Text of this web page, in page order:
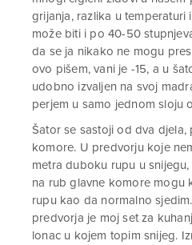
grijanja, razlika u temperaturi
može biti i po 40-50
da se ja nikako ne mogu
ovo pišem, vani je -15, a u
udobno izvaljen na svoj
perjem u samo jednom sloju
Šator se sastoji od dva djela,
komore. U predvorju koje
metra duboku rupu u
na rub glavne komore mogu
rupu kao da normalno
predvorja je moj set za
lonac u kojem topim snijeg.